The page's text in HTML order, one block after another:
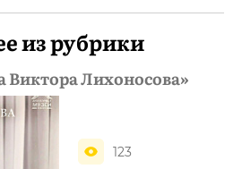
из рубрики
Виктора Лихоносова»
123